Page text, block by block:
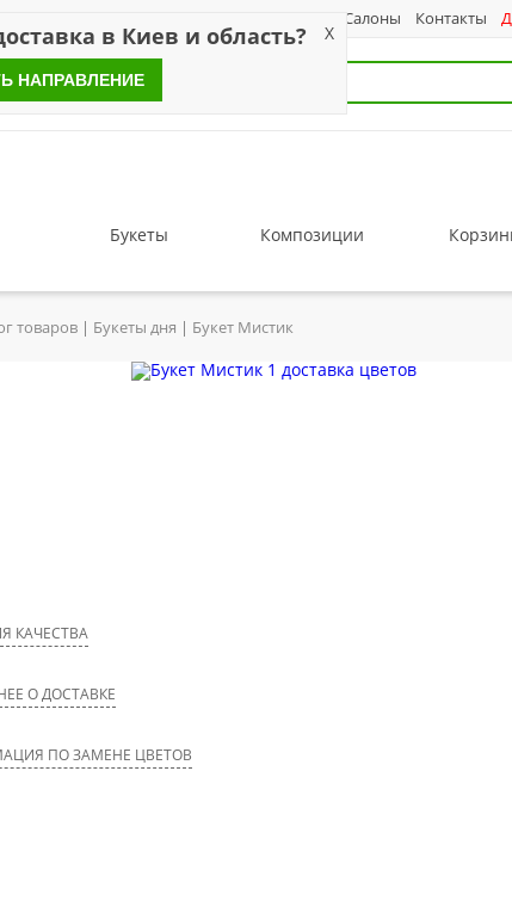
Салоны Контакты
since 1999
Букеты Композиции
товаров Букеты дня Букет Мистик
КАЧЕСТВА
О ДОСТАВКЕ
ПО ЗАМЕНЕ ЦВЕТОВ
в Киев и область? X
НАПРАВЛЕНИЕ